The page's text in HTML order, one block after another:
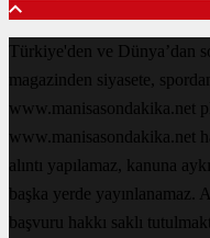
Türkiye'den ve Dünya’dan
magazinden siyasete,
www.manisasondakika.net
www.manisasondakika.net
alıntı yapılamaz, kanuna
başka yerde yayınlanamaz.
başvuru hakkı saklı